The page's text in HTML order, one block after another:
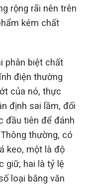
rộng rãi nên trên
kém chất
phân biệt chất
điện thường
của nó, thực
định sai lầm, đối
đầu tiên để đánh
thường, có
keo, một là độ
giữ, hai là tỷ lệ
loại băng văn